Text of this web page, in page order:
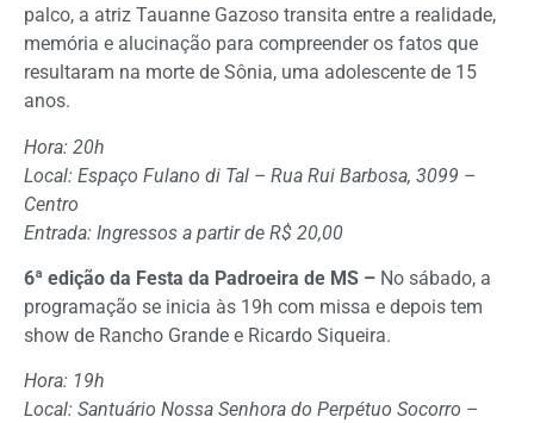
palco, a atriz Tauanne Gazoso transita entre a realidade,
memória e alucinação para compreender os fatos que
resultaram na morte de Sônia, uma adolescente de 15
anos.
Hora: 20h
Local: Espaço Fulano di Tal – Rua Rui Barbosa, 3099 –
Centro
Entrada: Ingressos a partir de R$ 20,00
6ª edição da Festa da Padroeira de MS – No sábado, a
programação se inicia às 19h com missa e depois tem
show de Rancho Grande e Ricardo Siqueira.
Hora: 19h
Local: Santuário Nossa Senhora do Perpétuo Socorro –